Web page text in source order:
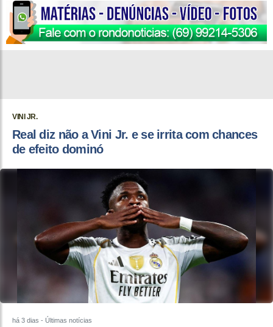
VINI JR.
Real diz não a Vini Jr. e se irrita com chances
de efeito dominó
há 3 dias - Últimas notícias